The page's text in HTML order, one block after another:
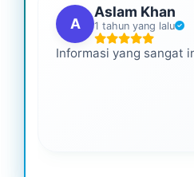
A
Aslam Khan
1 tahun yang lalu
Informasi yang sangat